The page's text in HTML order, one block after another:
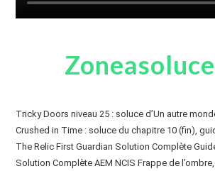
Tricky Doors niveau 25 : soluce d’Un autre
Crushed in Time : soluce du chapitre 10 (fin),
The Relic First Guardian Solution Complète
Solution Complète AEM NCIS Frappe de